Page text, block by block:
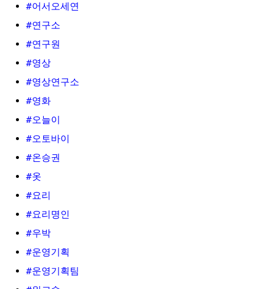
#어서오세연
#연구소
#연구원
#영상
#영상연구소
#영화
#오늘이
#오토바이
#온승권
#옷
#요리
#요리명인
#우박
#운영기획
#운영기획팀